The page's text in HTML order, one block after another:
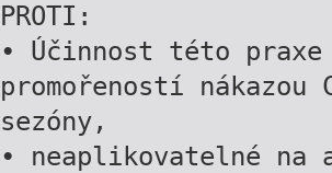
PROTI:
• Účinnost této
promořeností nákazou
sezóny,
• neaplikovatelné na